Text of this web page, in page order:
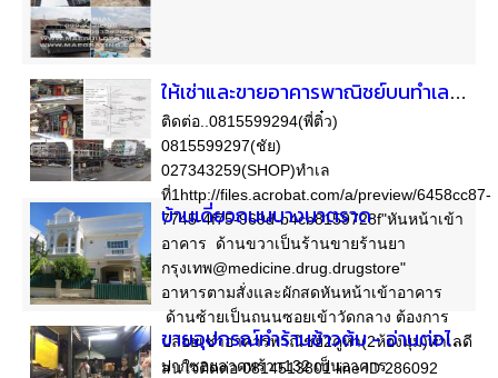
ให้เช่าและขายอาคารพาณิชย์บนทำเลลาดพร้าว2ทำเล[ติดต่อ.0815599297]
ติดต่อ..0815599294(พี่ติ๋ว)
0815599297(ชัย)
027343259(SHOP)ทำเล
ที่1http://files.acrobat.com/a/preview/6458cc87-
7745-4f75-969d-b4cb8159728f"หันหน้าเข้า
อาคาร ด้านขวาเป็นร้านขายร้านยา
กรุงเทพ@medicine.drug.drugstore"
อาหารตามสั่งและผักสดหันหน้าเข้าอาคาร
ด้านซ้ายเป็นถนนซอยเข้าวัดกลาง ต้องการ
ปล่อยเช่าอาคารพาณิชย์2คูหา(2ห้องมุม)ทำเลดี
ปากซอยลาดพร้าว132 เป็นอาคาร
บ้านเดี่ยวถนนบางนาตราด
ขายอุปกรณ์ทำร้านข้าวต้ม - อ่านต่อได้ที่ ThaiFranchiseCenter : http://www.thaifranchisecenter.com/shop/add.php
สนใจติดต่อ 0814513801 line ID 286092